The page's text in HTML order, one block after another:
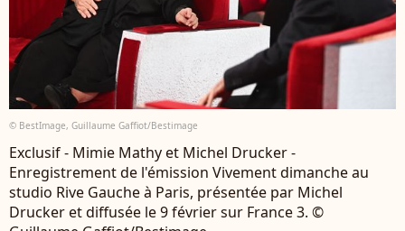
© BestImage, Guillaume Gaffiot/Bestimage
Exclusif - Mimie Mathy et Michel Drucker -
Enregistrement de l'émission Vivement dimanche au
studio Rive Gauche à Paris, présentée par Michel
Drucker et diffusée le 9 février sur France 3. ©